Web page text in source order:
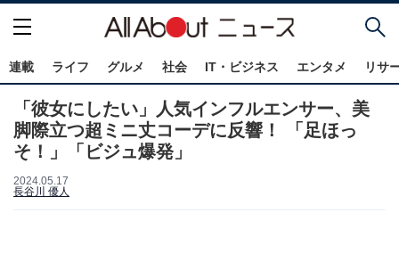
連載 ライフ グルメ 社会 IT・ビジネス エンタメ リサ
「彼女にしたい」人気インフルエンサー、美
脚際立つ超ミニ丈コーデに反響！ 「足ほっ
そ！」「ビジュ爆発」
2024.05.17
長谷川 優人